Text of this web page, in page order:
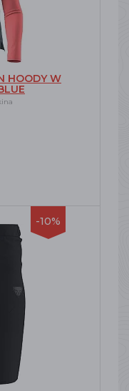
HOODY W
-10%